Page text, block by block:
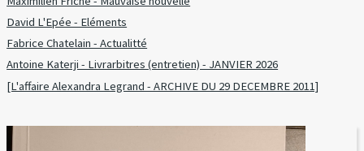
David L'Epée - Eléments
Fabrice Chatelain - Actualitté
Antoine Katerji - Livrarbitres (entretien) - JANVIER 2026
[L'affaire Alexandra Legrand - ARCHIVE DU 29 DECEMBRE 2011]